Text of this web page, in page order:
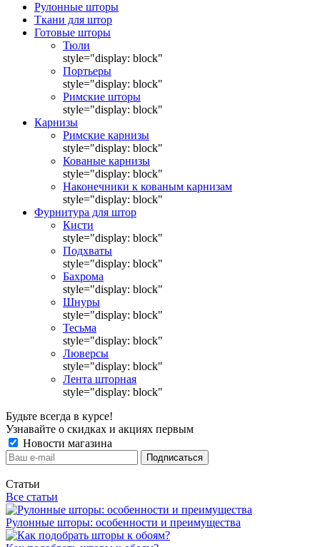
Рулонные шторы
Ткани для штор
Готовые шторы
Тюли
style="display: block"
Портьеры
style="display: block"
Римские шторы
style="display: block"
Карнизы
Римские карнизы
style="display: block"
Кованые карнизы
style="display: block"
Наконечники к кованым карнизам
style="display: block"
Фурнитура для штор
Кисти
style="display: block"
Подхваты
style="display: block"
Бахрома
style="display: block"
Шнуры
style="display: block"
Тесьма
style="display: block"
Люверсы
style="display: block"
Лента шторная
style="display: block"
Будьте всегда в курсе!
Узнавайте о скидках и акциях первым
Новости магазина
Статьи
Все статьи
Рулонные шторы: особенности и преимущества